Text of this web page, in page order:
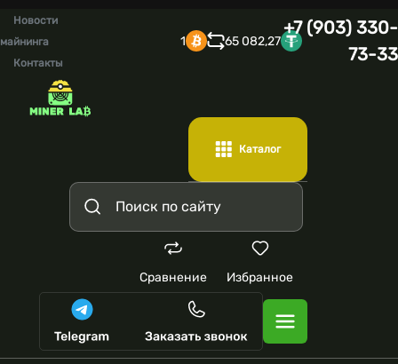
Новости
майнинга
Контакты
1 65 082,27
+7 (903) 330-
73-33
Каталог
Сравнение Избранное